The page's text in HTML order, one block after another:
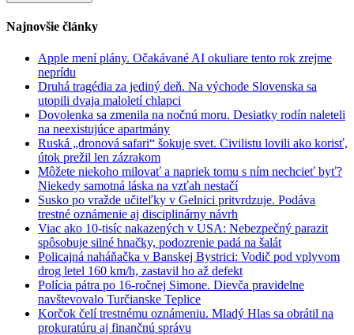
Najnovšie články
Apple mení plány. Očakávané AI okuliare tento rok zrejme
neprídu
Druhá tragédia za jediný deň. Na východe Slovenska sa
utopili dvaja maloletí chlapci
Dovolenka sa zmenila na nočnú moru. Desiatky rodín naleteli
na neexistujúce apartmány
Ruská „dronová safari“ šokuje svet. Civilistu lovili ako korisť,
útok prežil len zázrakom
Môžete niekoho milovať a napriek tomu s ním nechcieť byť?
Niekedy samotná láska na vzťah nestačí
Susko po vražde učiteľky v Gelnici pritvrdzuje. Podáva
trestné oznámenie aj disciplinárny návrh
Viac ako 10-tisíc nakazených v USA: Nebezpečný parazit
spôsobuje silné hnačky, podozrenie padá na šalát
Policajná naháňačka v Banskej Bystrici: Vodič pod vplyvom
drog letel 160 km/h, zastavil ho až defekt
Polícia pátra po 16-ročnej Simone. Dievča pravidelne
navštevovalo Turčianske Teplice
Korčok čelí trestnému oznámeniu. Mladý Hlas sa obrátil na
prokuratúru aj finančnú správu